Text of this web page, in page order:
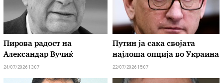
Пирова радост на
Александар Вучиќ
24/07/2026 13:07
Путин ја сака својата
најлоша опција во Украина
22/07/2026 15:07